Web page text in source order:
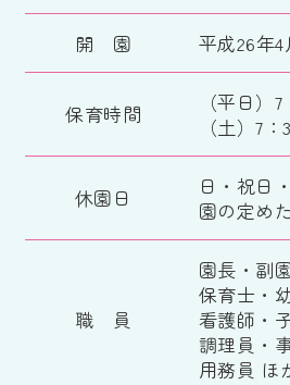
開 園 平成26年4
保育時間
（平日）
（土）7
休園日
日・祝日
園の定め
職 員
園長・副
保育士・
看護師・
調理員・
用務員 ほ